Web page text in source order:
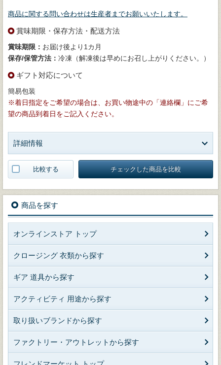
商品に関する問い合わせは生産者までお願いいたします。
賞味期限・保存方法・配送方法
賞味期限： お届け後より1カ月
保存/保管方法： 冷凍（解凍後は早めにお召し上がりください。）
ギフト対応について
簡易包装
※着日指定をご希望の場合は、お買い物途中の「連絡欄」にご希
望の商品到着日をご記入ください。
詳細情報
比較する チェックした商品を比較
商品を探す
オンラインストア トップ
クロージング 衣類から探す
ギア 道具から探す
アクティビティ 用途から探す
取り扱いブランドから探す
ファクトリー・アウトレットから探す